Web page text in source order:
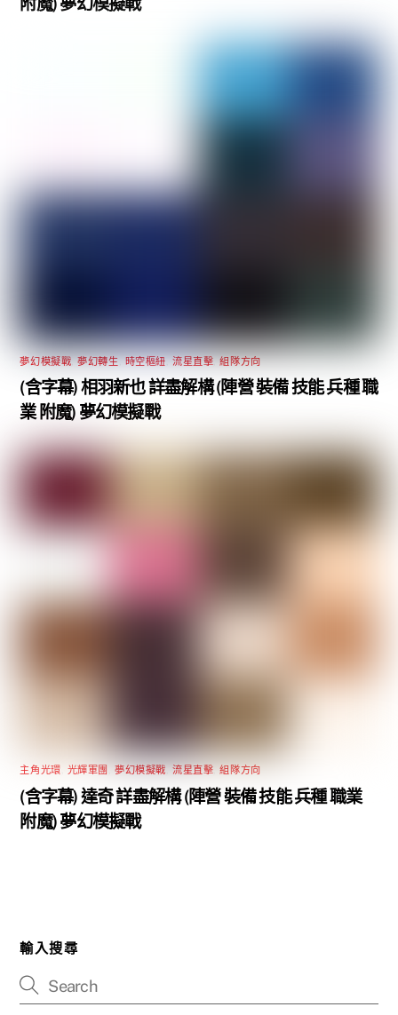
夢幻模擬戰,夢幻轉生, 時空樞紐,流星直擊,組隊方向
(含字幕) 相羽新也 詳盡解構 (陣營 裝備 技能 兵種 職
業 附魔) 夢幻模擬戰
主角光環 光輝軍團 ,夢幻模擬戰 ,流星直擊 ,組隊方向
(含字幕) 達奇 詳盡解構 (陣營 裝備 技能 兵種 職業
附魔) 夢幻模擬戰
輸入搜尋